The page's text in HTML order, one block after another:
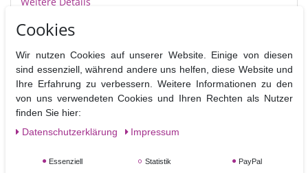
ebene Pappscheiben die mit einer abwischbaren silbrigen Folie bezogen
sind.
Sie dienen als Tortenplatten unter mit Fondant bezogenen Torten und
können bei sorgfältigem Gebrauch mehrfach verwendet werden.
Die Drums können zusätzlich noch mit Fondant bezogen und so in die
Dekoration der Torte mit integriert werden.
rechteckig 35,5 x 30,5 cm,Höhe ca.12 mm
Cookies
Wir nutzen Cookies auf unserer Website. Einige von diesen
sind essenziell, während andere uns helfen, diese Website und
Ihre Erfahrung zu verbessern. Weitere Informationen zu den
von uns verwendeten Cookies und Ihren Rechten als Nutzer
finden Sie hier:
Daten­schutz­erklärung
Impressum
Essenziell Statistik PayPal